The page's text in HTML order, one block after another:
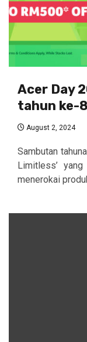
Acer Day
tahun ke-
August 2, 2024
Sambutan
Limitless’
menerokai